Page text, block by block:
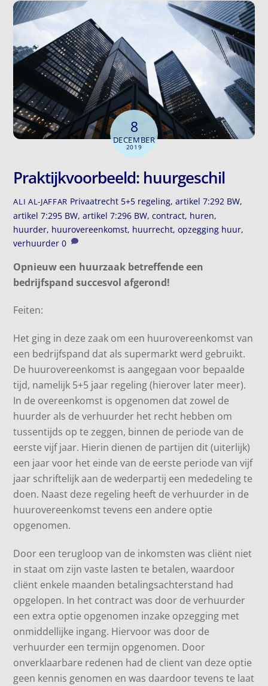
8
DECEMBER
2019
Praktijkvoorbeeld: huurgeschil
ALI AL-JAFFAR Privaatrecht 5+5 regeling, artikel 7:292 BW,
artikel 7:295 BW,artikel 7:296 BW,contract, huren,
huurder, huurovereenkomst, huurrecht,opzegging huur,
verhuurder 0
Opnieuw een huurzaak betreffende een
bedrijfspand succesvol afgerond!
Feiten:
Het ging in deze zaak om een huurovereenkomst van
een bedrijfspand dat als supermarkt werd gebruikt.
De huurovereenkomst is aangegaan voor bepaalde
tijd, namelijk 5+5 jaar regeling (hierover later meer).
In de overeenkomst is opgenomen dat zowel de
huurder als de verhuurder het recht hebben om
tussentijds op te zeggen, binnen de periode van de
eerste vijf jaar. Hierin dienen de partijen dit (uiterlijk)
een jaar voor het einde van de eerste periode van vijf
jaar schriftelijk aan de wederpartij een mededeling te
doen. Naast deze regeling heeft de verhuurder in de
huurovereenkomst tevens een andere optie
opgenomen.
Door een terugloop van de inkomsten was cliënt niet
in staat om zijn vaste lasten te betalen, waardoor
cliënt enkele maanden betalingsachterstand had
opgelopen. In het contract was door de verhuurder
een extra optie opgenomen inzake opzegging met
onmiddellijke ingang. Hiervoor was door de
verhuurder een termijn opgenomen. Door
onverklaarbare redenen had de client van deze optie
geen kennis genomen en was daardoor tevens te laat